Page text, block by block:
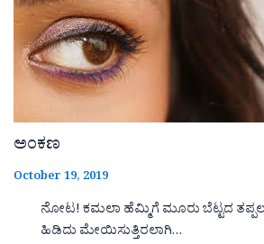
ಅಂಕಣ
October 19, 2019
ನೋಟ! ಕಮಲಾ ಹೆಮ್ಮಿಗೆ ಮೂರು ಬೆಟ್ಟದ
ಹಿಡಿದು ಮೇಯಿಸುತ್ತಿರಲಾಗಿ…